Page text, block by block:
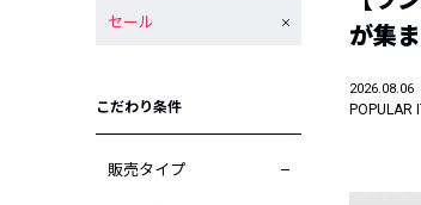
セール
こだわり条件
販売タイプ
が集
2026.08.06
POPULAR